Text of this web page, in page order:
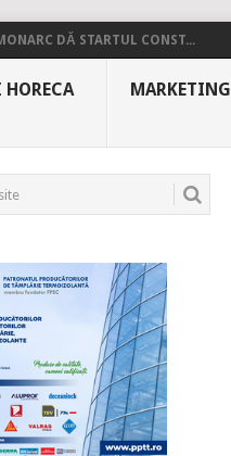
DĂ STARTUL CONST...
MARKETING